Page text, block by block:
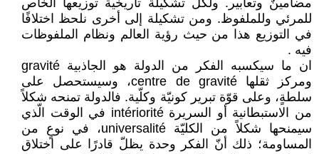
‏مضامينٌ وتعابير. ولكلّ تشكيلة تاريخية توزيعها ‏الخاص
للمرئي وللملفوظ. ومن تشكيلة إلى أخرى ‏نلحظ اختلافًا
في التوزيع هذا من حيث رؤية العالم ‏ونظام الملفوظات
فيه ‏. ‏
ومركز ثقلها ‏centre de gravité، ‏وسيستحصل على
سلطةٍ، وعلى قوّة تبرير كونيّة ‏وكلّية. فالدولة تمنحه شكلاً
من الاستبطانية أو ‏السريرة ‏intériorité‏ في الوقت الّذي
سيمنحها ‏شكلاً من الكليّة ‏universalité، في نوعٍ من
‏المساومة؛ ذلك أنّ الفكر وحدة يظلّ قادرًا على ‏اختلاق